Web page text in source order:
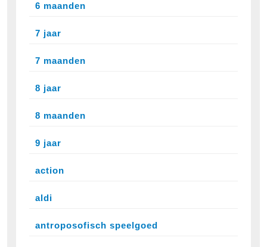
6 maanden
7 jaar
7 maanden
8 jaar
8 maanden
9 jaar
action
aldi
antroposofisch speelgoed